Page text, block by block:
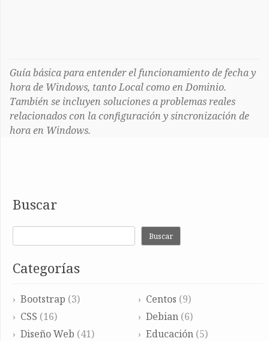
Guía básica para entender el funcionamiento de fecha y
hora de Windows, tanto Local como en Dominio.
También se incluyen soluciones a problemas reales
relacionados con la configuración y sincronización de
hora en Windows.
Buscar
Buscar
Categorías
Bootstrap (3) Centos (9)
CSS (16) Debian(6)
Diseño Web (41) Educación(5)